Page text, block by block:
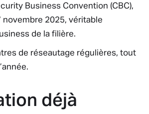
Business Convention (CBC),
novembre 2025, véritable
de la filière.
de réseautage régulières, tout
déjà